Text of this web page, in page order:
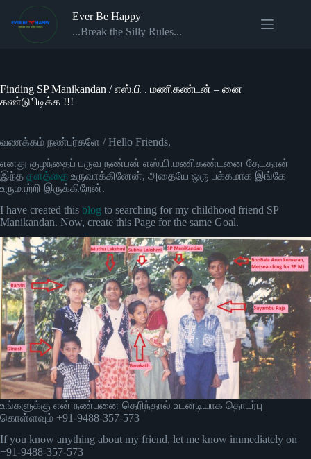
content
Ever Be Happy
...Break the Silly Rules...
Finding SP Manikandan / எஸ்.பி . மணிகண்டன் – னை
கண்டுபிடிக்க !!!
வணக்கம் நண்பர்களே / Hello Friends,
எனது குழந்தைப் பருவ நண்பன் எஸ்.பி.மணிகண்டனை தேடதான்
இந்த தளத்தை உருவாக்கினேன், அதையே ஒரு பக்கமாக இங்கே
உருமாற்றி இருக்கிறேன்.
I have created this blog to searching for my childhood friend SP
Manikandan. Now, create this Page for the same Goal.
உங்களுக்கு என் நண்பனை தெரிந்தால் உடனடியாக தொடர்பு
கொள்ளவும் +91-9488-357-573
If you know anything about my friend, let me know immediately on
+91-9488-357-573